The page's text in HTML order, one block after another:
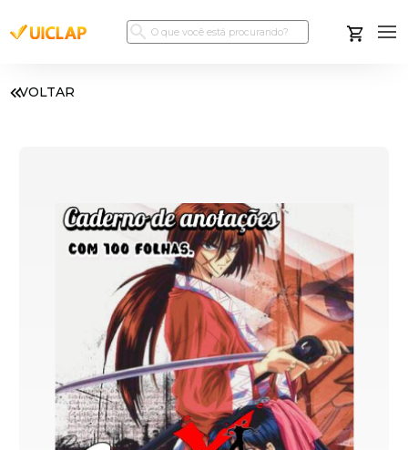
VOLTAR